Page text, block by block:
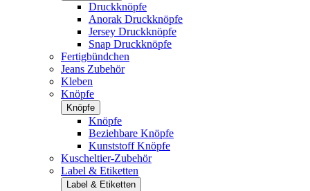
Druckknöpfe
Anorak Druckknöpfe
Jersey Druckknöpfe
Snap Druckknöpfe
Fertigbündchen
Jeans Zubehör
Kleben
Knöpfe
Knöpfe
Knöpfe
Beziehbare Knöpfe
Kunststoff Knöpfe
Kuscheltier-Zubehör
Label & Etiketten
Label & Etiketten